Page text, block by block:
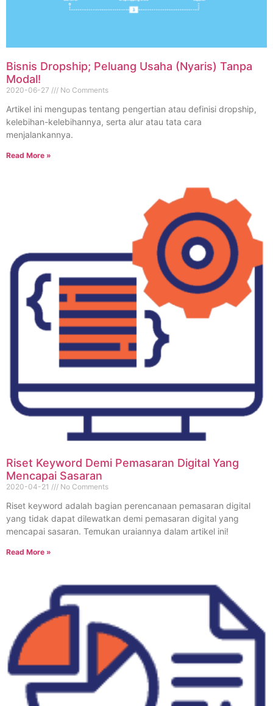
Bisnis Dropship; Peluang Usaha (Nyaris) Tanpa
Modal!
2020-06-27 No Comments
Artikel ini mengupas tentang pengertian atau definisi dropship,
kelebihan-kelebihannya, serta alur atau tata cara
menjalankannya.
Read More »
Riset Keyword Demi Pemasaran Digital Yang
Mencapai Sasaran
2020-04-21 No Comments
Riset keyword adalah bagian perencanaan pemasaran digital
yang tidak dapat dilewatkan demi pemasaran digital yang
mencapai sasaran. Temukan uraiannya dalam artikel ini!
Read More »